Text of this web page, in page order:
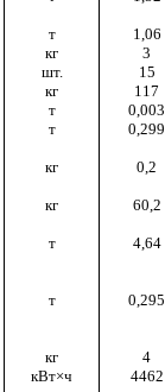
т 1,06
кг 3
шт. 15
кг 117
т 0,003
т 0,299
кг 0,2
кг 60,2
т 4,64
т 0,295
кг 4
кВт×ч 4462